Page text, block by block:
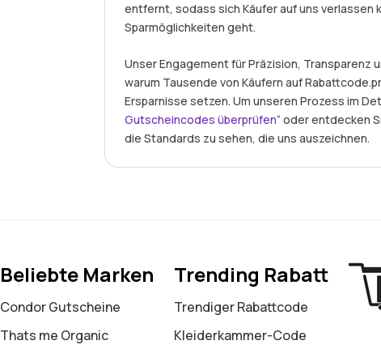
entfernt, sodass sich Käufer auf uns
Sparmöglichkeiten geht.
Unser Engagement für Präzision,
warum Tausende von Käufern auf
Ersparnisse setzen. Um unseren Prozess im
Gutscheincodes überprüfen“ oder entdecken
die Standards zu sehen, die uns auszeichnen.
Beliebte Marken
Condor Gutscheine
Thats me Organic
Trending Rabatt
Trendiger Rabattcode
Kleiderkammer-Code